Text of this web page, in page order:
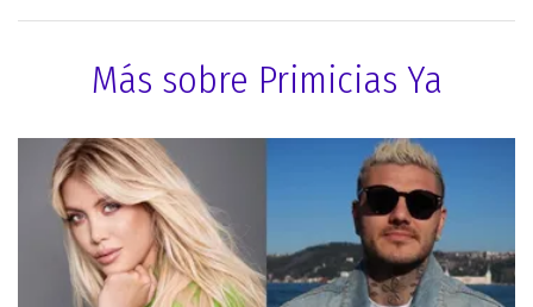
Más sobre Primicias Ya